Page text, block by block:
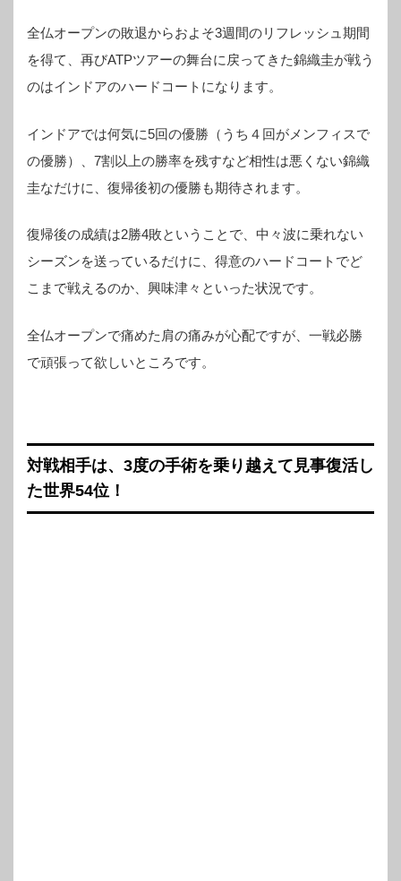
全仏オープンの敗退からおよそ3週間のリフレッシュ期間
を得て、再びATPツアーの舞台に戻ってきた錦織圭が戦う
のはインドアのハードコートになります。
インドアでは何気に5回の優勝（うち４回がメンフィスで
の優勝）、7割以上の勝率を残すなど相性は悪くない錦織
圭なだけに、復帰後初の優勝も期待されます。
復帰後の成績は2勝4敗ということで、中々波に乗れない
シーズンを送っているだけに、得意のハードコートでど
こまで戦えるのか、興味津々といった状況です。
全仏オープンで痛めた肩の痛みが心配ですが、一戦必勝
で頑張って欲しいところです。
対戦相手は、3度の手術を乗り越えて見事復活し
た世界54位！